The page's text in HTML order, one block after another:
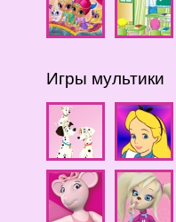
Игры мультики